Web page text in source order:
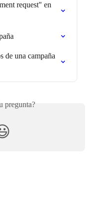
request" en
de una campaña
pregunta?